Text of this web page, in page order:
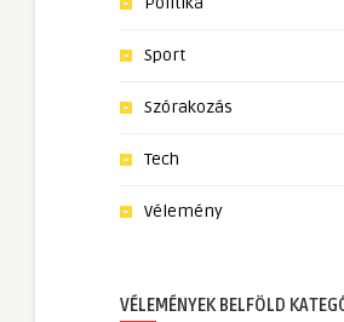
Sport
Szórakozás
Tech
Vélemény
VÉLEMÉNYEK BELFÖLD